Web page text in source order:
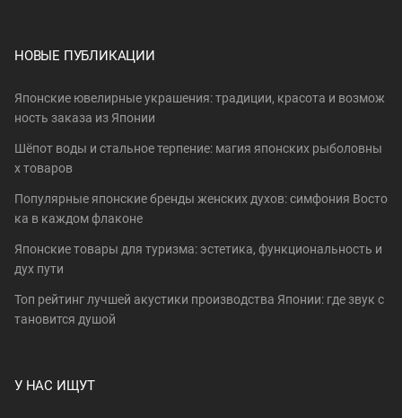
НОВЫЕ ПУБЛИКАЦИИ
Японские ювелирные украшения: традиции, красота и возмож
ность заказа из Японии
Шёпот воды и стальное терпение: магия японских рыболовны
х товаров
Популярные японские бренды женских духов: симфония Восто
ка в каждом флаконе
Японские товары для туризма: эстетика, функциональность и
дух пути
Топ рейтинг лучшей акустики производства Японии: где звук с
тановится душой
У НАС ИЩУТ